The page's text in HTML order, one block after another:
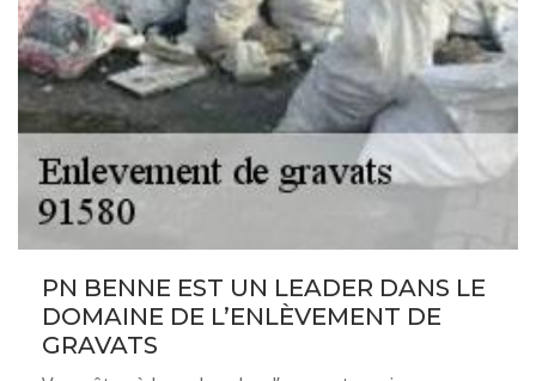
PN BENNE EST UN LEADER DANS LE
DOMAINE DE L’ENLÈVEMENT DE
GRAVATS